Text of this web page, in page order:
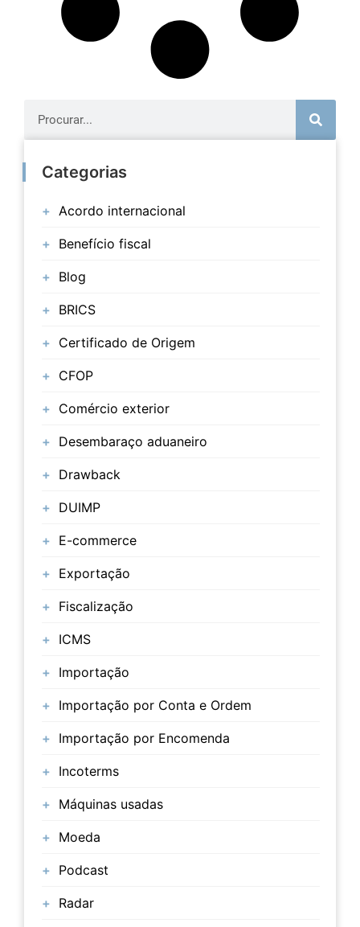
Categorias
Acordo internacional
Benefício fiscal
Blog
BRICS
Certificado de Origem
CFOP
Comércio exterior
Desembaraço aduaneiro
Drawback
DUIMP
E-commerce
Exportação
Fiscalização
ICMS
Importação
Importação por Conta e Ordem
Importação por Encomenda
Incoterms
Máquinas usadas
Moeda
Podcast
Radar